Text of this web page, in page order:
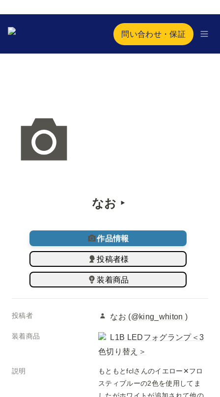
問い合わせ・保証
なお ‣
作品情報
投稿者様
装着商品
投稿者 なお (@king_whiton )
装着商品
L1B LEDフォグランプ＜3
色切り替え＞
説明
もともとfclさんのイエロー✕フロ
スティブルーの2色を使用してま